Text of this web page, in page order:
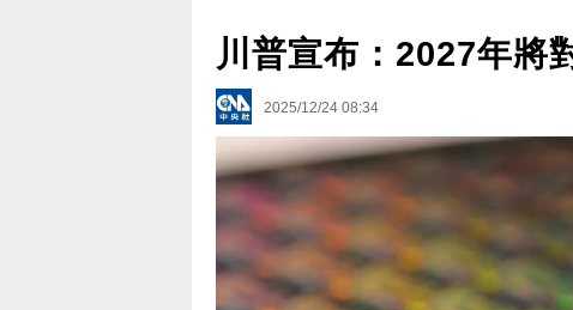
川普宣布：2027年將
2025/12/24 08:34